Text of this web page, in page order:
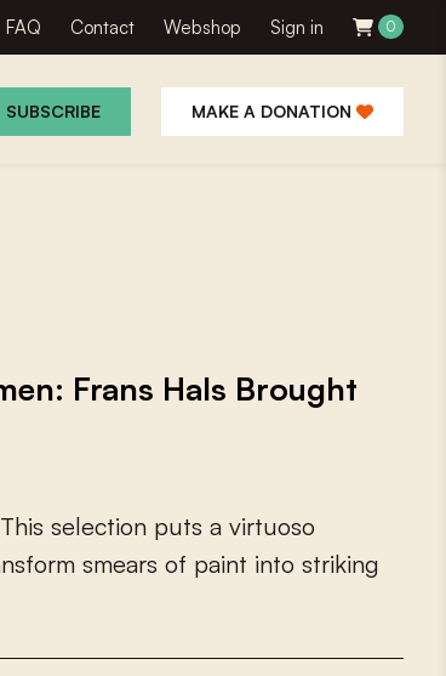
FAQ Contact Webshop Sign in 0
SUBSCRIBE MAKE A DONATION
Frans Hals Brought
This selection puts a virtuoso
nsform smears of paint into striking